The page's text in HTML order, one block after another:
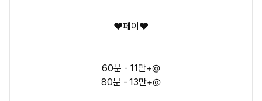
❤️페이 ❤️
60분 - 11만+@
80분 - 13만+@